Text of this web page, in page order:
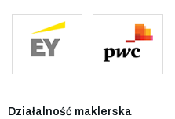
Działalność maklerska